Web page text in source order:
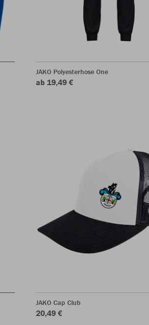
JAKO Polyesterhose One
ab 19,49 €
JAKO Cap Club
20,49 €